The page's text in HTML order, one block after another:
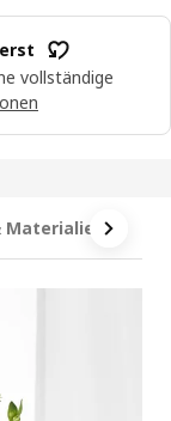
vollständige
Materialien